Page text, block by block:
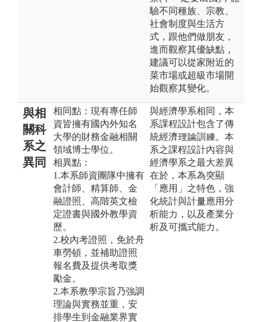
驗不同種族、宗教、
社會制度與生活方
式，跟他們做朋友，
進而觀察其優缺點，
建議可以從家附近的
菜市場或超級市場開
始觀察其變化。
與相
關科
系之
異同
相同點：現有專任師
資皆擁有國內外知名
大學的財務金融相關
領域博士學位。
相異點：
1.本系師資團隊中擁有
會計師、精算師、金
融證照、高階英文檢
定證書與國外教學資
歷。
2.校內考證照，免於舟
車勞頓，並補助證照
報名費及提供考取獎
勵金。
2.本系教學宗旨乃強調
理論與實務並重，安
排學生到金融業界實
與經濟學系相同，本
系課程設計包含了傳
統經濟理論訓練。本
系之課程設計內容與
經濟學系之最大差異
在於，本系為突顯
「應用」之特色，強
化統計與計量應用分
析能力，以及產業分
析及可攜式能力。